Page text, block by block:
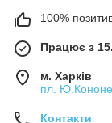
100%
Працює з
м. Харків
пл.
Контакти